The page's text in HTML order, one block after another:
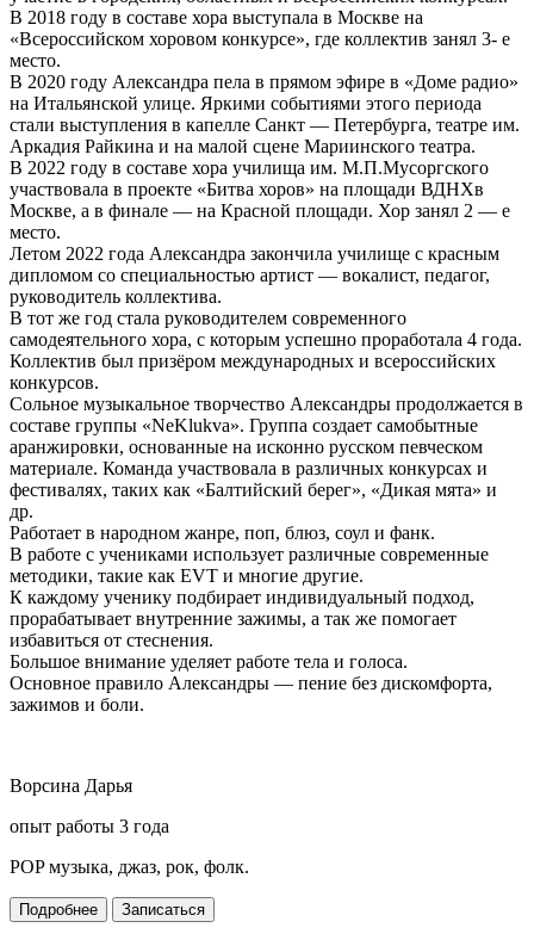
В 2018 году в составе хора выступала в Москве на
«Всероссийском хоровом конкурсе», где коллектив занял 3- е
место.
В 2020 году Александра пела в прямом эфире в «Доме радио»
на Итальянской улице. Яркими событиями этого периода
стали выступления в капелле Санкт — Петербурга, театре им.
Аркадия Райкина и на малой сцене Мариинского театра.
В 2022 году в составе хора училища им. М.П.Мусоргского
участвовала в проекте «Битва хоров» на площади ВДНХв
Москве, а в финале — на Красной площади. Хор занял 2 — е
место.
Летом 2022 года Александра закончила училище с красным
дипломом со специальностью артист — вокалист, педагог,
руководитель коллектива.
В тот же год стала руководителем современного
самодеятельного хора, с которым успешно проработала 4 года.
Коллектив был призёром международных и всероссийских
конкурсов.
Сольное музыкальное творчество Александры продолжается в
составе группы «NeKlukva». Группа создает самобытные
аранжировки, основанные на исконно русском певческом
материале. Команда участвовала в различных конкурсах и
фестивалях, таких как «Балтийский берег», «Дикая мята» и
др.
Работает в народном жанре, поп, блюз, соул и фанк.
В работе с учениками использует различные современные
методики, такие как ЕVT и многие другие.
К каждому ученику подбирает индивидуальный подход,
прорабатывает внутренние зажимы, а так же помогает
избавиться от стеснения.
Большое внимание уделяет работе тела и голоса.
Основное правило Александры — пение без дискомфорта,
зажимов и боли.
Ворсина Дарья
опыт работы 3 года
POP музыка, джаз, рок, фолк.
Подробнее Записаться